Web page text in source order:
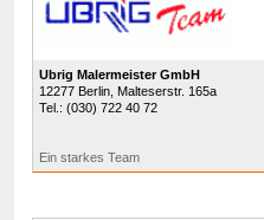
Ubrig Malermeister GmbH
12277 Berlin, Malteserstr. 165a
Tel.: (030) 722 40 72
Ein starkes Team